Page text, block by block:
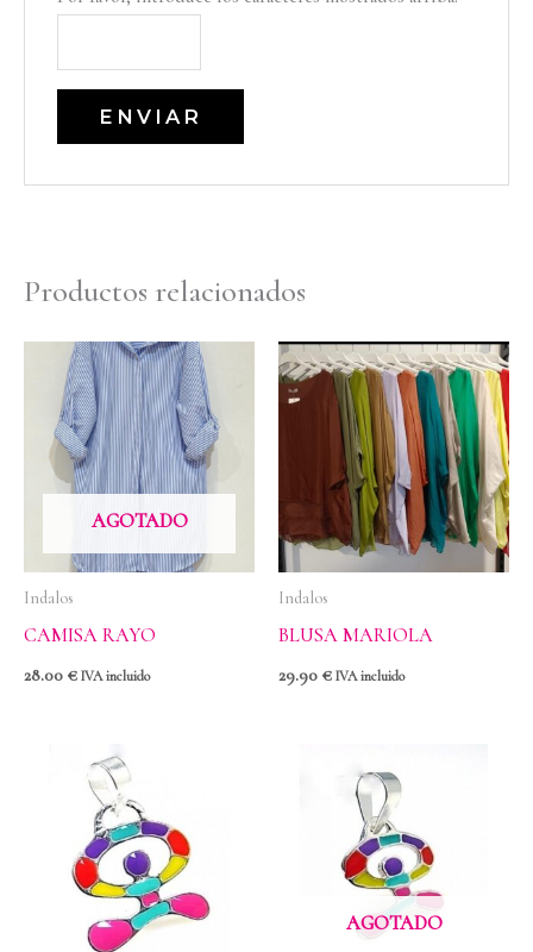
Productos relacionados
AGOTADO
Indalos
CAMISA RAYO
28.00 € IVA incluido
Indalos
BLUSA MARIOLA
29.90 € IVA incluido
AGOTADO